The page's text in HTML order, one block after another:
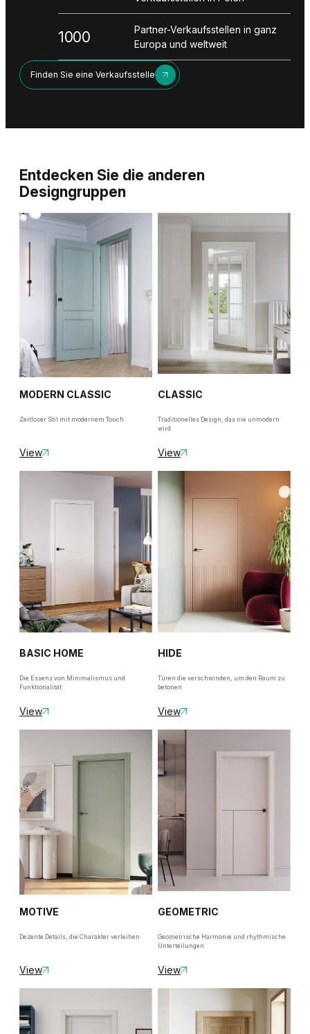
Finden Sie eine Verkaufsstelle
1000
Partner-Verkaufsstellen in ganz
Europa und weltweit
Entdecken Sie die anderen
Designgruppen
MODERN CLASSIC
Zeitloser Stil mit modernem Touch
View
CLASSIC
Traditionelles Design, das nie unmodern
wird
View
BASIC HOME
Die Essenz von Minimalismus und
Funktionalität
View
HIDE
Türen die verschwinden, um den Raum zu
betonen
View
MOTIVE
Dezente Details, die Charakter verleihen
View
GEOMETRIC
Geometrische Harmonie und rhythmische
Unterteilungen
View